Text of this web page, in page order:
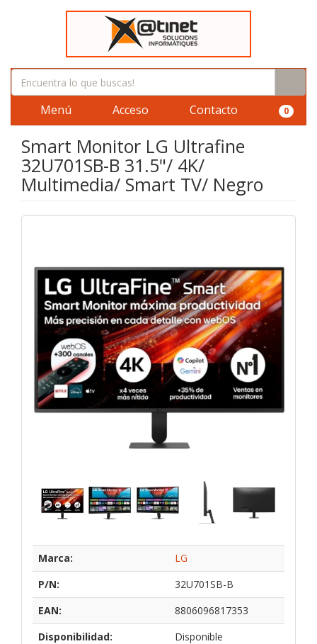
Menú Acceso Contacto 0
Smart Monitor LG Ultrafine
32U701SB-B 31.5"/ 4K/
Multimedia/ Smart TV/ Negro
Marca:
LG
P/N:
32U701SB-B
EAN:
8806096817353
Disponibilidad:
Disponible